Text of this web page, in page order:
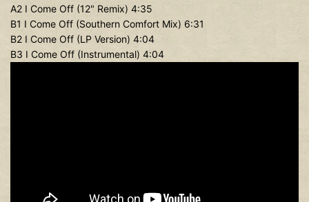
A2 I Come Off (12" Remix) 4:35
B1 I Come Off (Southern Comfort Mix) 6:31
B2 I Come Off (LP Version) 4:04
B3 I Come Off (Instrumental) 4:04